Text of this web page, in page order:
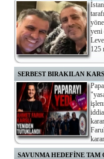
yeni
125
SERBEST BIRAKILAN
tutuklandı.
SAVUNMA HEDEFİNE